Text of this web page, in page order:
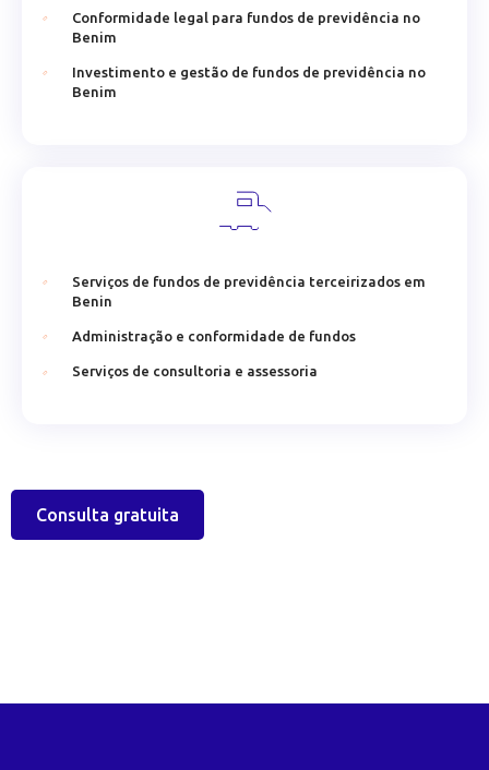
Conformidade legal para fundos de previdência no
Benim
Investimento e gestão de fundos de previdência no
Benim
Serviços de fundos de previdência terceirizados em
Benin
Administração e conformidade de fundos
Serviços de consultoria e assessoria
Consulta gratuita